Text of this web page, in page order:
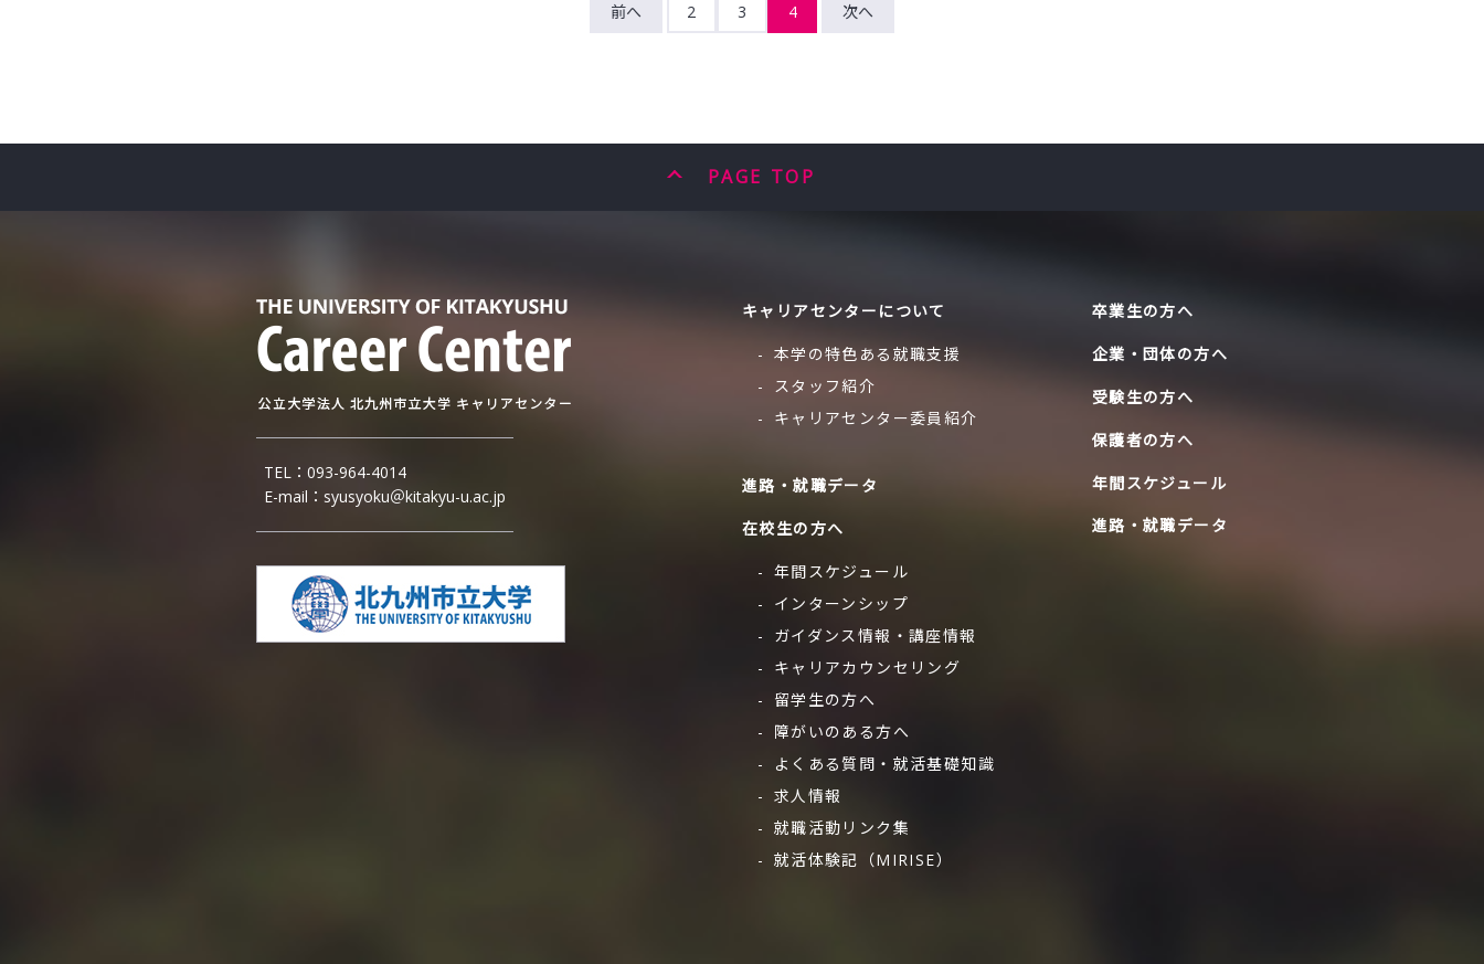
前へ 2 3 4 次へ
PAGE TOP
TEL： 093-964-4014
E-mail： syusyoku＠kitakyu-u.ac.jp
キャリアセンターについて
本学の特色ある就職支援
スタッフ紹介
キャリアセンター委員紹介
進路・就職データ
在校生の方へ
年間スケジュール
インターンシップ
ガイダンス情報・ 講座情報
キャリアカウンセリング
留学生の方へ
障がいのある方へ
よくある質問・ 就活基礎知識
求人情報
就職活動リンク集
就活体験記（MIRISE）
卒業生の方へ
企業・団体の方へ
受験生の方へ
保護者の方へ
年間スケジュール
進路・就職データ